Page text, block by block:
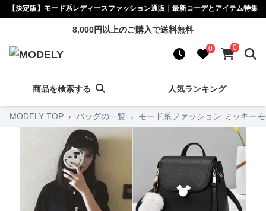
【決定版】モード系レディースファッション通販｜最新コーデとアイテム特集
8,000円以上のご購入で送料無料
0 0
商品を検索する 人気ランキング
MODELY TOP › バッグの一覧 › モード系ファッション ミッキー